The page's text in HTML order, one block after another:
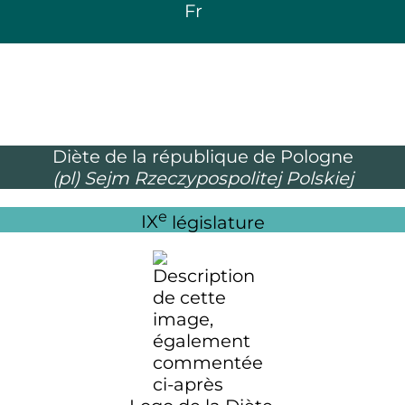
Fr
Diète de la république de Pologne
(pl) Sejm Rzeczypospolitej Polskiej
IXe législature